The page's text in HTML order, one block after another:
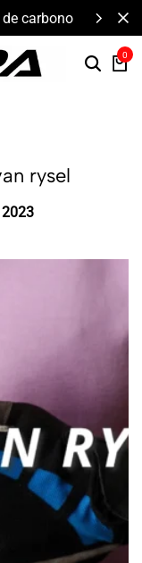
de carbono
0
rysel